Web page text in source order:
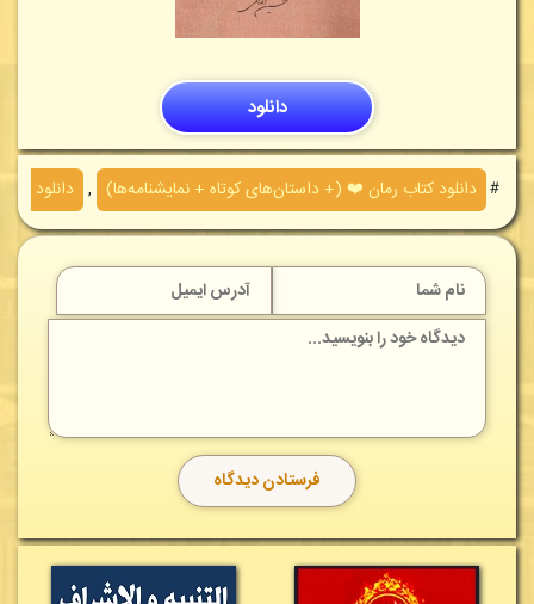
دانلود
＃ دانلود کتاب رمان ❤️ (+ داستان‌های کوتاه + نمایشنامه‌ها) , دانلود